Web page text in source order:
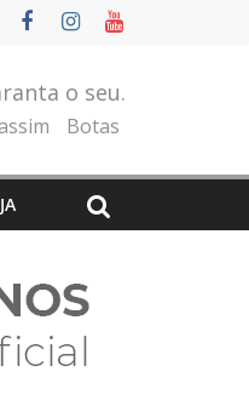
o seu.
Botas